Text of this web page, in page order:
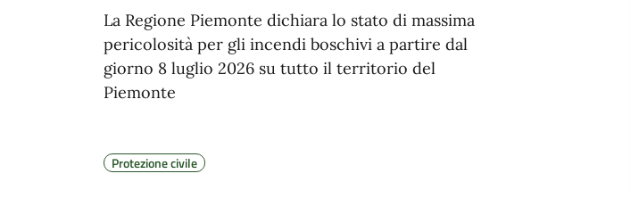
La Regione Piemonte dichiara lo stato di massima
pericolosità per gli incendi boschivi a partire dal
giorno 8 luglio 2026 su tutto il territorio del
Piemonte
Protezione civile